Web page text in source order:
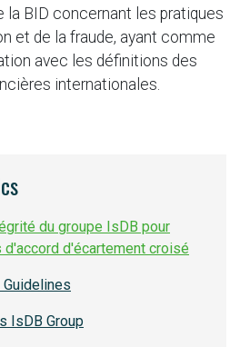
la BID concernant les pratiques
et de la fraude, ayant comme
avec les définitions des
internationales.
du groupe IsDB pour
d'écartement croisé
IsDB Group